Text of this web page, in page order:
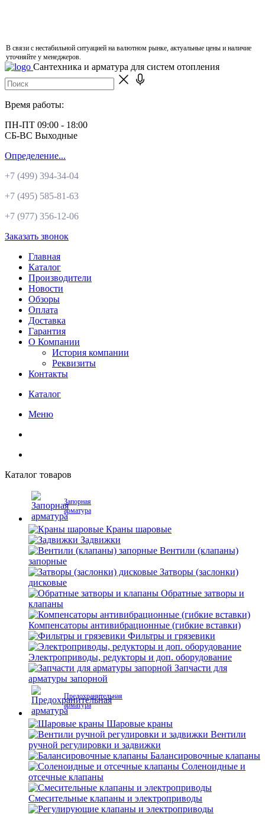
В связи с нестабильной ситуацией на валютном рынке, актуальные цены и наличие
уточняйте у менеджеров.
Сантехника и арматура для систем отопления
Время работы:
ПН-ПТ 09:00 - 18:00
СБ-ВС Выходные
Определение...
+7 (499) 394-34-04
+7 (495) 585-81-63
+7 (977) 356-12-06
Заказать звонок
Главная
Каталог
Производители
Новости
Обзоры
Оплата
Доставка
Гарантия
О Компании
История компании
Реквизиты
Контакты
Каталог
Меню
Каталог товаров
Запорная
арматура
Краны шаровые
Задвижки
Вентили (клапаны)
запорные
Затворы (заслонки)
дисковые
Обратные затворы и
клапаны
Компенсаторы антивибрационные (гибкие вставки)
Фильтры и грязевики
Электроприводы, редукторы и доп. оборудование
Запчасти для
арматуры запорной
Предохранительная
арматура
Шаровые краны
Вентили
ручной регулировки и задвижки
Балансировочные клапаны
Соленоидные и
отсечные клапаны
Смесительные клапаны и электроприводы